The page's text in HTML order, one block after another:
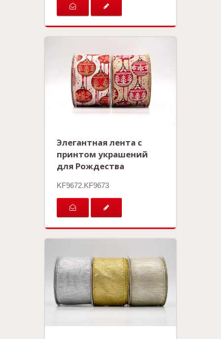
Элегантная лента с
принтом украшений
для Рождества
KF9672.KF9673